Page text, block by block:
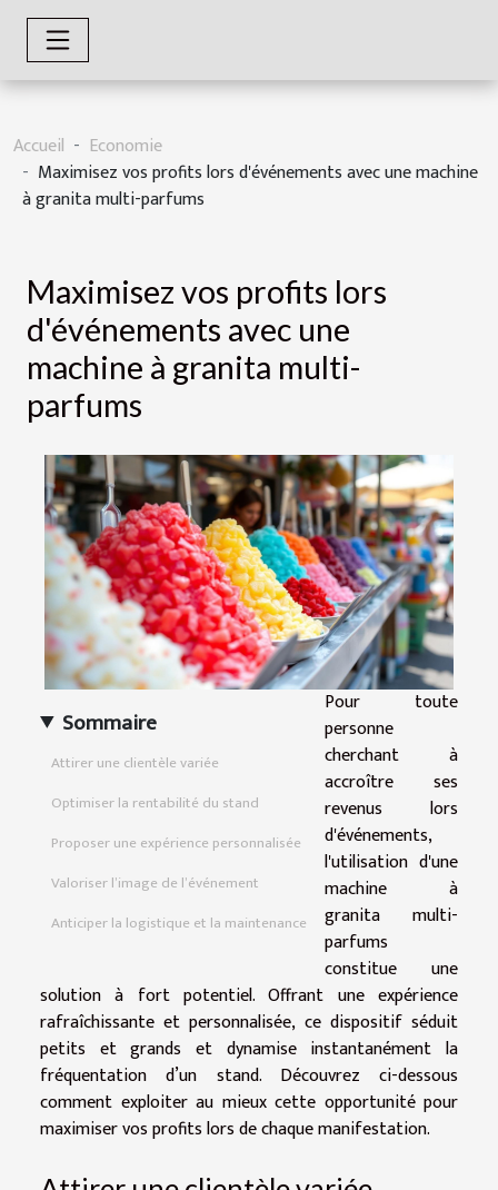
Accueil
Economie
Maximisez vos profits lors d'événements avec une machine
à granita multi-parfums
Maximisez vos profits lors
d'événements avec une
machine à granita multi-
parfums
Sommaire
Attirer une clientèle variée
Optimiser la rentabilité du stand
Proposer une expérience personnalisée
Valoriser l’image de l’événement
Anticiper la logistique et la maintenance
Pour toute
personne
cherchant à
accroître ses
revenus lors
d'événements,
l'utilisation d'une
machine à
granita multi-
parfums
constitue une
solution à fort potentiel. Offrant une expérience
rafraîchissante et personnalisée, ce dispositif séduit
petits et grands et dynamise instantanément la
fréquentation d’un stand. Découvrez ci-dessous
comment exploiter au mieux cette opportunité pour
maximiser vos profits lors de chaque manifestation.